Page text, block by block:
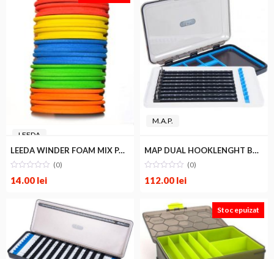
LEEDA
LEEDA WINDER FOAM MIX PACK 10
(0)
14.00 lei
M.A.P.
MAP DUAL HOOKLENGHT BOX BLACK
(0)
112.00 lei
Stoc epuizat